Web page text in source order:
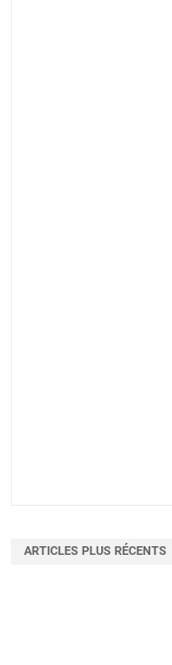
ARTICLES PLUS RÉCENTS